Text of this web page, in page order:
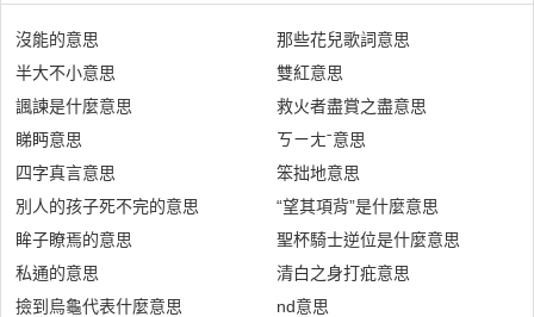
沒能的意思
半大不小意思
諷諫是什麼意思
睇眄意思
四字真言意思
別人的孩子死不完的意思
眸子瞭焉的意思
私通的意思
撿到烏龜代表什麼意思
那些花兒歌詞意思
雙紅意思
救火者盡賞之盡意思
ㄎㄧㄤˉ意思
笨拙地意思
“望其項背”是什麼意思
聖杯騎士逆位是什麼意思
清白之身打疪意思
nd意思